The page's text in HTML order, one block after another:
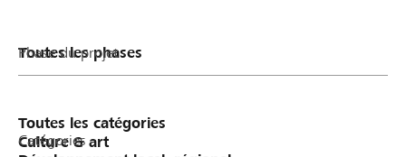
Phase du projet
Catégories